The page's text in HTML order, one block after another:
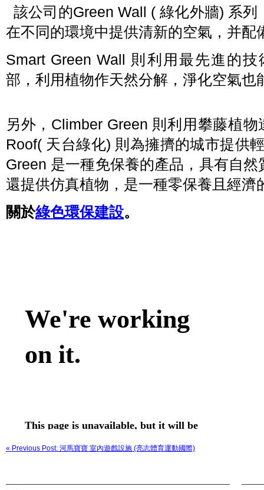
該公司的Green Wall ( 綠化外牆) 系
在不同的環境中提供清新的空氣，并
Smart Green Wall 則利用最先進的
部，利用植物作天然分解，淨化空氣也
另外，Climber Green 則利用攀藤植
Roof( 天台綠化) 則為擁擠的城市提供
Green 是一種免保養的產品，具有自
還提供仿真植物，是一種零保養且經濟
關於綠色環保建設。
« Previous Post: 河馬寶寶 室內遊戲設施 (亮志體育運動國際)